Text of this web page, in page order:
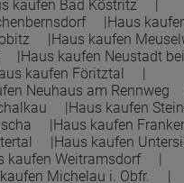
kaufen Bad Köstritz
Haus
Haus kaufen
Haus kaufen Neustadt
kaufen Föritztal
Neuhaus am Rennweg
Haus kaufen
Haus kaufen
Haus kaufen
kaufen Weitramsdorf
Michelau i. Obfr.